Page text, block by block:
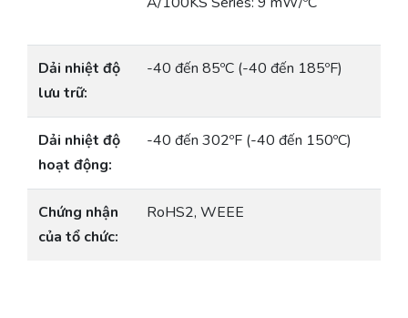
Dải nhiệt độ
lưu trữ:
-40 đến 85ºC (-40 đến 185ºF)
Dải nhiệt độ
hoạt động:
-40 đến 302ºF (-40 đến 150ºC)
Chứng nhận
của tổ chức:
RoHS2, WEEE